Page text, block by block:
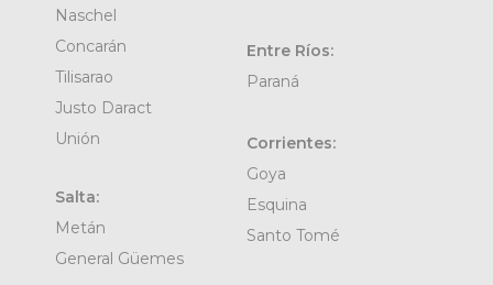
Naschel
Concarán
Tilisarao
Justo Daract
Unión
Salta:
Metán
General Güemes
Entre Ríos:
Paraná
Corrientes:
Goya
Esquina
Santo Tomé